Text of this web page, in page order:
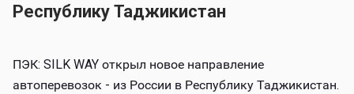
Республику Таджикистан
ПЭК: SILK WAY открыл новое направление
автоперевозок - из России в Республику Таджикистан.